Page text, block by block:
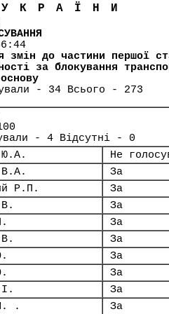
змін до частини першої
за блокування
- 34 Всього - 273
- 4 Відсутні - 0
Ю.А.
Не
В.А.
За
Р.П.
За
За
За
За
За
За
За
. За